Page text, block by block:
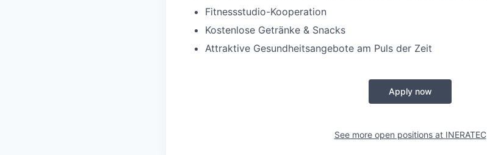
Fitnessstudio-Kooperation
Kostenlose Getränke & Snacks
Attraktive Gesundheitsangebote am Puls der Zeit
Apply now
See more open positions at INERATEC